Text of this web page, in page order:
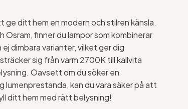
ditt hem en modern och stilren känsla.
finner du lampor som kombinerar
dimbara varianter, vilket ger dig
sig från varm 2700K till kallvita
Oavsett om du söker en
kan du vara säker på att
ditt hem med rätt belysning!